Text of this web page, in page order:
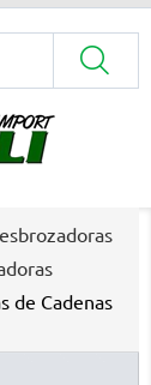
de Cadenas